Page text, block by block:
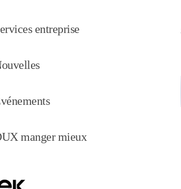
entreprise
manger mieux